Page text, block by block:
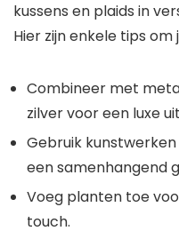
kussens en plaids in
Hier zijn enkele tips
Combineer met
zilver voor een luxe
Gebruik
een samenhangend
Voeg planten toe
touch.